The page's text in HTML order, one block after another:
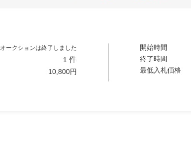
オークションは終了しました
1 件
10,800円
開始時間
終了時間
最低入札価格